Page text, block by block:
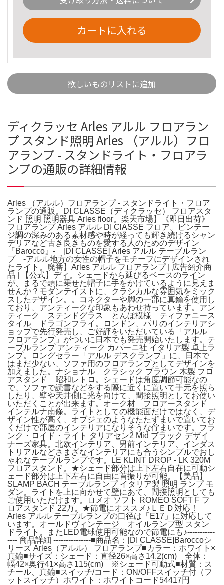
カートに入れる
欲しいものリストに追加
ディクラッセ Arles アルル フロアラン
プ スタンド照明 Arles （アルル）フロ
アランプ - スタンドライト・フロアラ
ンプの通販の詳細情報
Arles （アルル）フロアランプ - スタンドライト・フロア
ランプの通販。DI CLASSE（ディクラッセ） フロアスタ
ンド 照明 照明器具 Arles floor。楽天市場】《即日出荷》
フロアランプ Arles アルル DI ClASSE フロア。ビンテー
ジ調の深みのある素材感や時が経っても輝き続けるシャン
デリアなど古き良きものを愛する人のためのデザイン
『Barocco』- [DI CLASSE] Arles アルル テーブルラン
プ -アルル地方の女性の帽子をモチーフにデザインされ
たライト。廃番】Arles アルル フロアランプ | 広告紹介商
品 | 【公式】ディ。シェードから延びるベースのライン
が、まるで頭に乗せた帽子に手をかけているように見えま
せんか？モダンテイストに、クラシカルな雰囲気をミック
スしたデザイン。。コネクターや脚の一部に真鍮を使用し
ており、アンティークな印象もあわせ持っています。アン
ティーク ステンドグラス とんぼ模様 ティファニース
タイル ドラゴンフライ。ロンドン、パリのインテリアシ
ョップで先行発売し、ご好評をいただいている「アルル
フロアランプ」がついに日本でも発売開始いたします。テ
ーブルランプ アンティーク カパーニ社 イタリア製 卓上ラ
ンプ。ロングセラー「アルル デスクランプ」に、日本で
はまだ少ない、ソファ用のフロアランプとしてデザインを
加えました。ナショナル クラシック ブラウン 木製 フロ
アスタンド 昭和レトロ。シェードは角度調節可能なの
で、ソファで読書などをする際に近くに置いて手元を照ら
したり、壁や天井側に光を向けて、間接照明としてお使い
いただくことが出来ます。オーク材 フロアースタンド
インテルナ南條。ライトとしての機能面だけではなく、デ
ザイン性が高く、オブジェのようなたたずまいで置いてお
くだけで部屋のインテリアになりそうな佇まいです。フラ
ンク・ロイド・ライト タリアセン2 Mid ブラック デザイ
ナーズ家具。北欧インテリア、男前インテリア、インダス
トリアルなどさまざなインテリアにも合うシンプルでおし
ゃれなテーブルランプです。LE KLINT DROP - LK 320M
フロアスタンド。★シェード部分は上下左右自在に可動シ
ェード部分は上下左右に自由に首振りが可能。【美品】
SLAMP BACH テーブルランプ イタリア製 照明 ランプ モ
ダン。ライトを上に向かせて壁にあて、間接照明としても
ご使用いただけます。ロメオ ソフト ROMEO SOFT F フ
ロアスタンド 22万。★節電にオススメ♪ＬＥＤ対応！
Arles アルル テーブルランプの口径は「E17」に対応して
います。オールドヴィンテージ オイルランプ型 スタン
ドライト。またLED電球使用可能なので節電にも♪-----------
---- 商品詳細 ---------------■商品名：[DI CLASSE]Baroccoシ
リーズ Arles（アルル） フロアランプ■カラー：ホワイト×
真鍮■サイズ：シェード：直径26×高さ14.2(cm) 全体：
幅42×奥行41×高さ115(cm) ※シェード可動式■材質：ス
チール、真鍮■スイッチ/コード：ON/OFFスイッチ付（フ
ットスイッチ）ホワイト：ホワイトコード54417円